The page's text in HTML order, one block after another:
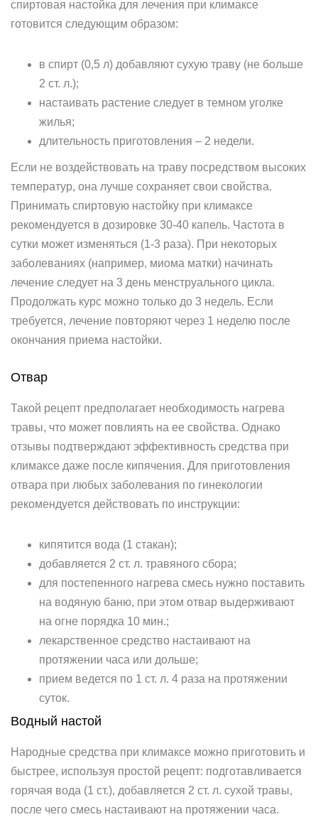
спиртовая настойка для лечения при климаксе
готовится следующим образом:
в спирт (0,5 л) добавляют сухую траву (не больше
2 ст. л.);
настаивать растение следует в темном уголке
жилья;
длительность приготовления – 2 недели.
Если не воздействовать на траву посредством высоких
температур, она лучше сохраняет свои свойства.
Принимать спиртовую настойку при климаксе
рекомендуется в дозировке 30-40 капель. Частота в
сутки может изменяться (1-3 раза). При некоторых
заболеваниях (например, миома матки) начинать
лечение следует на 3 день менструального цикла.
Продолжать курс можно только до 3 недель. Если
требуется, лечение повторяют через 1 неделю после
окончания приема настойки.
Отвар
Такой рецепт предполагает необходимость нагрева
травы, что может повлиять на ее свойства. Однако
отзывы подтверждают эффективность средства при
климаксе даже после кипячения. Для приготовления
отвара при любых заболевания по гинекологии
рекомендуется действовать по инструкции:
кипятится вода (1 стакан);
добавляется 2 ст. л. травяного сбора;
для постепенного нагрева смесь нужно поставить
на водяную баню, при этом отвар выдерживают
на огне порядка 10 мин.;
лекарственное средство настаивают на
протяжении часа или дольше;
прием ведется по 1 ст. л. 4 раза на протяжении
суток.
Водный настой­
Народные средства при климаксе можно приготовить и
быстрее, используя простой рецепт: подготавливается
горячая вода (1 ст.), добавляется 2 ст. л. сухой травы,
после чего смесь настаивают на протяжении часа.